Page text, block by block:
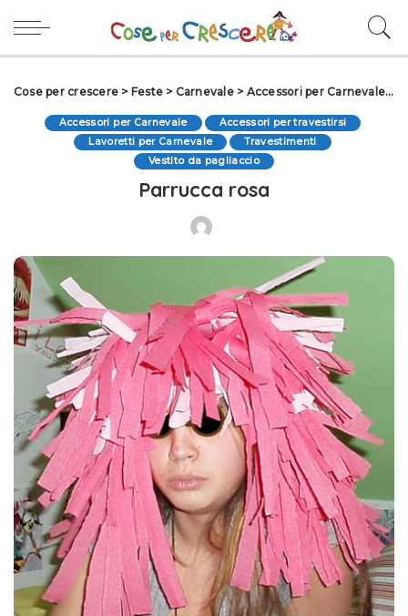
Cose per crescere > Feste > Carnevale> Accessori per Carnevale>
Accessori per Carnevale
Accessori per travestirsi
Lavoretti per Carnevale
Travestimenti
Vestito da pagliaccio
Parrucca rosa